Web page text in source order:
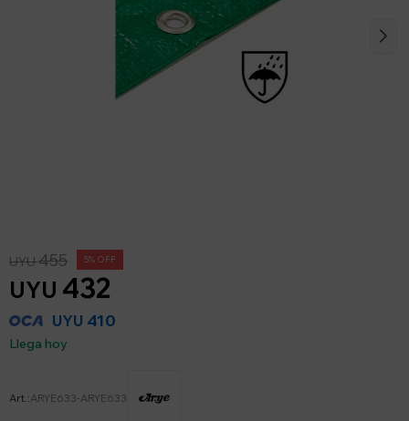
UYU 432
UYU455 5
UYU 410
Llega hoy
ARYE633-ARYE633